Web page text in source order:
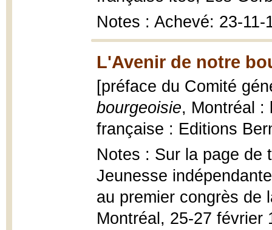
Notes : Achevé: 23-11-
L'Avenir de notre
[préface du Comité
bourgeoisie, Montréal :
française : Editions
Notes : Sur la page de
Jeunesse
au premier congrès de
Montréal, 25-27 février